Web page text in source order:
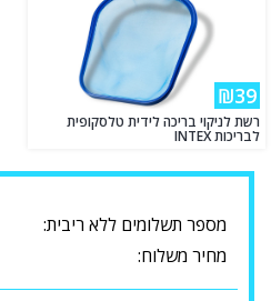
₪39
רשת לניקוי בריכה לידית טלסקופית
לבריכות INTEX
מספר תשלומים ללא ריבית:
מחיר משלוח: